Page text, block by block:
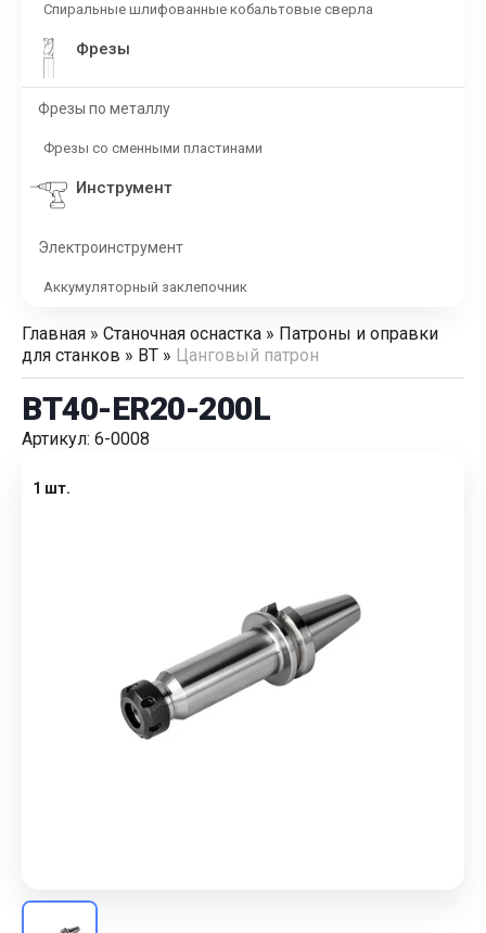
Спиральные шлифованные кобальтовые сверла
Фрезы
Фрезы по металлу
Фрезы со сменными пластинами
Инструмент
Электроинструмент
Аккумуляторный заклепочник
Главная » Станочная оснастка » Патроны и оправки
для станков » BT » Цанговый патрон
BT40-ER20-200L
Артикул: 6-0008
1 шт.